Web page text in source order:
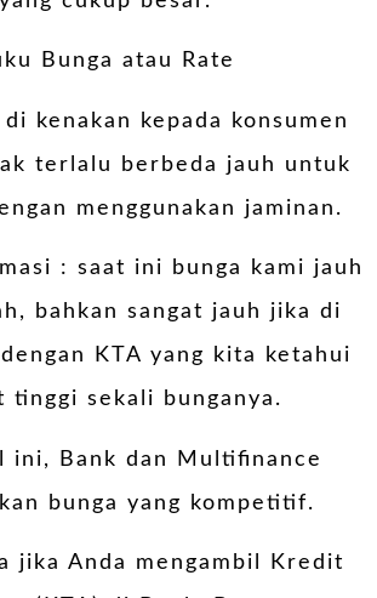
Bunga atau Rate
di kenakan kepada konsumen
terlalu berbeda jauh untuk
menggunakan jaminan.
: saat ini bunga kami jauh
bahkan sangat jauh jika di
KTA yang kita ketahui
tinggi sekali bunganya.
ini, Bank dan Multifinance
bunga yang kompetitif.
jika Anda mengambil Kredit